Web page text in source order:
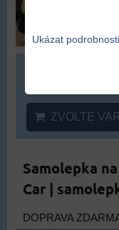
ZVOLTE
Samolepka
Car |
DOPRAVA
Ukázat podrobnosti